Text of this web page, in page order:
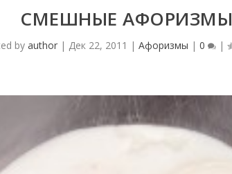
СМЕШНЫЕ АФОРИЗМЫ
byauthor | Дек 22, 2011 |Афоризмы |0 |